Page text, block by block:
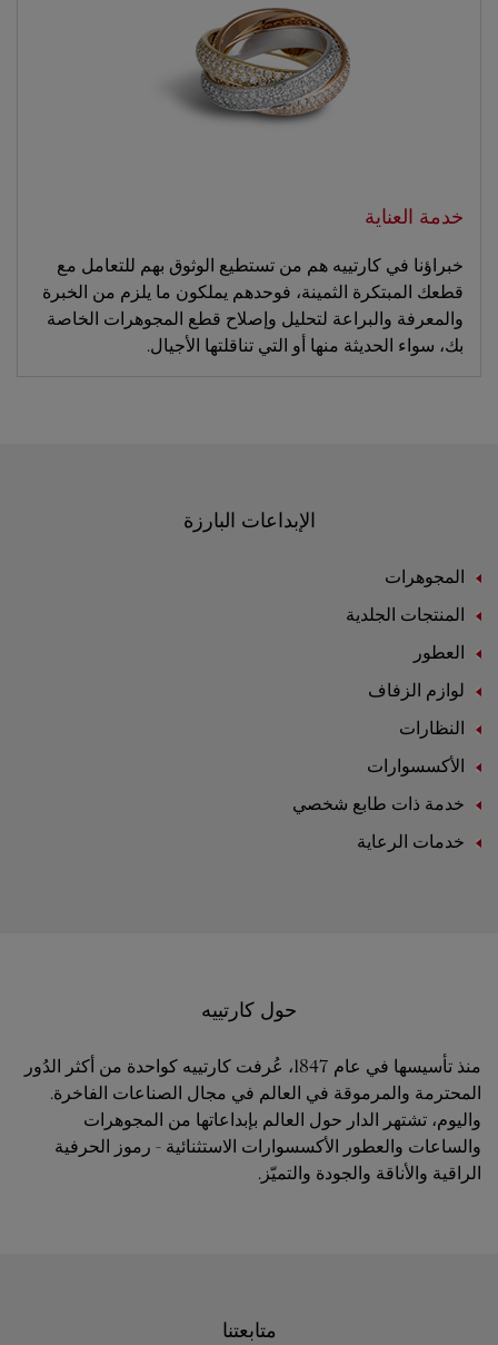
خدمة العناية
خبراؤنا في كارتييه هم من تستطيع الوثوق بهم للتعامل مع
قطعك المبتكرة الثمينة، فوحدهم يملكون ما يلزم من الخبرة
والمعرفة والبراعة لتحليل وإصلاح قطع المجوهرات الخاصة
بك، سواء الحديثة منها أو التي تناقلتها الأجيال.
الإبداعات البارزة
المجوهرات
المنتجات الجلدية
العطور
لوازم الزفاف
النظارات
الأكسسوارات
خدمة ذات طابع شخصي
خدمات الرعاية
حول كارتييه
منذ تأسيسها في عام 1847، عُرفت كارتييه كواحدة من أكثر الدُور
المحترمة والمرموقة في العالم في مجال الصناعات الفاخرة.
واليوم، تشتهر الدار حول العالم بإبداعاتها من المجوهرات
والساعات والعطور الأكسسوارات الاستثنائية - رموز الحرفية
الراقية والأناقة والجودة والتميّز.
متابعتنا